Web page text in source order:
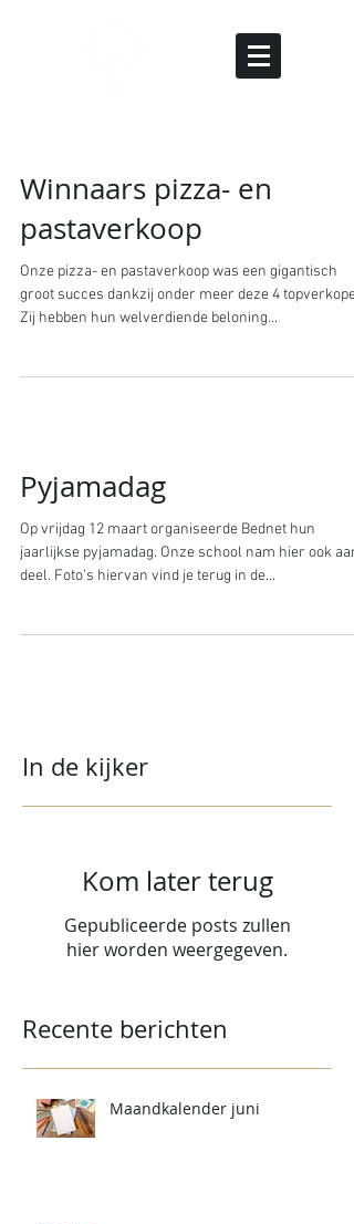
Winnaars pizza- en
pastaverkoop
Onze pizza- en pastaverkoop was een gigantisch
groot succes dankzij onder meer deze 4
Zij hebben hun welverdiende beloning...
Pyjamadag
Op vrijdag 12 maart organiseerde Bednet hun
jaarlijkse pyjamadag. Onze school nam hier ook aan
deel. Foto's hiervan vind je terug in de...
In de kijker
Kom later terug
Gepubliceerde posts zullen
hier worden weergegeven.
Recente berichten
Maandkalender juni